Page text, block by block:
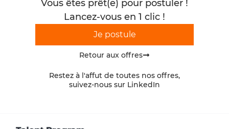
Vous êtes prêt(e) pour postuler !
Lancez-vous en 1 clic !
Je postule
Retour aux offres
Restez à l'affut de toutes nos offres,
suivez-nous sur LinkedIn